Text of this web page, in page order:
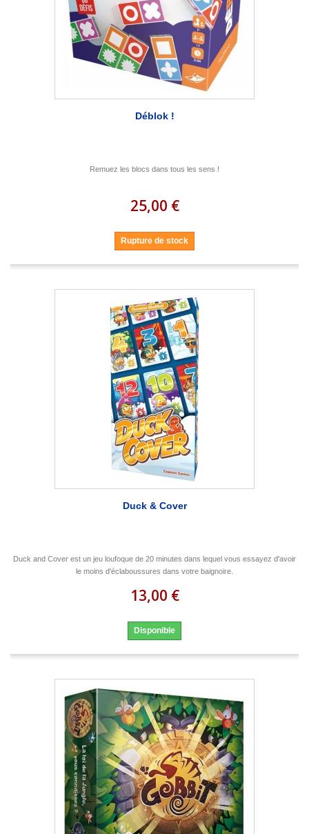
Déblok !
Remuez les blocs dans tous les sens !
25,00 €
Rupture de stock
Duck & Cover
Duck and Cover est un jeu loufoque de 20 minutes dans lequel vous essayez d'avoir
le moins d'éclaboussures dans votre baignoire.
13,00 €
Disponible